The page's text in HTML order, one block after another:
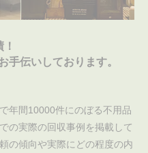
手伝いしております。
年間10000件にのぼる不用品
の実際の回収事例を掲載して
の傾向や実際にどの程度の内